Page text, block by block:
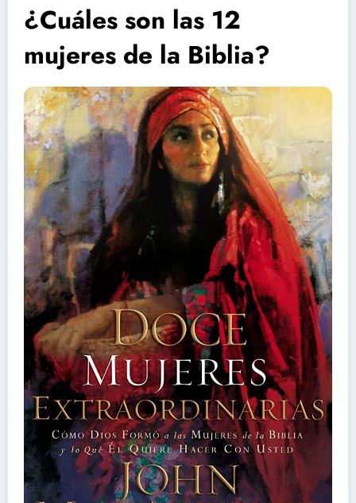
¿Cuáles son las 12
mujeres de la Biblia?